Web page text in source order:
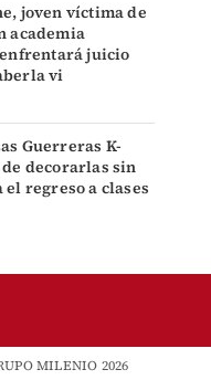
joven víctima de
academia
juicio
vi
Guerreras K-
decorarlas sin
regreso a clases
MILENIO 2026